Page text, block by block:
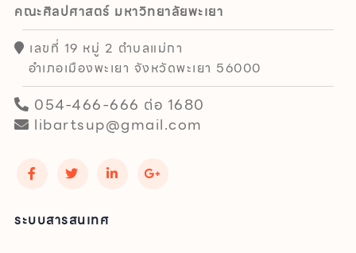
คณะศิลปศาสตร์ มหาวิทยาลัยพะเยา
เลขที่ 19 หมู่ 2 ตำบลแม่กา
อำเภอเมืองพะเยา จังหวัดพะเยา 56000
054-466-666 ต่อ 1680
libartsup@gmail.com
ระบบสารสนเทศ